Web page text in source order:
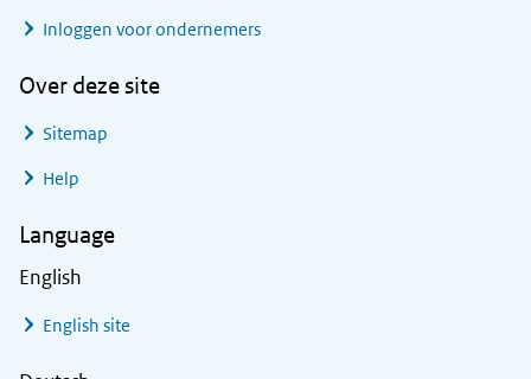
Inloggen voor ondernemers
Over deze site
Sitemap
Help
Language
English
English site